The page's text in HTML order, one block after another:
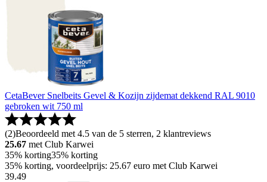
CetaBever Snelbeits Gevel & Kozijn zijdemat dekkend RAL 9010
gebroken wit 750 ml
(2)Beoordeeld met 4.5 van de 5 sterren, 2 klantreviews
25.67 met Club Karwei
35% korting35% korting
35% korting, voordeelprijs: 25.67 euro met Club Karwei
39.49